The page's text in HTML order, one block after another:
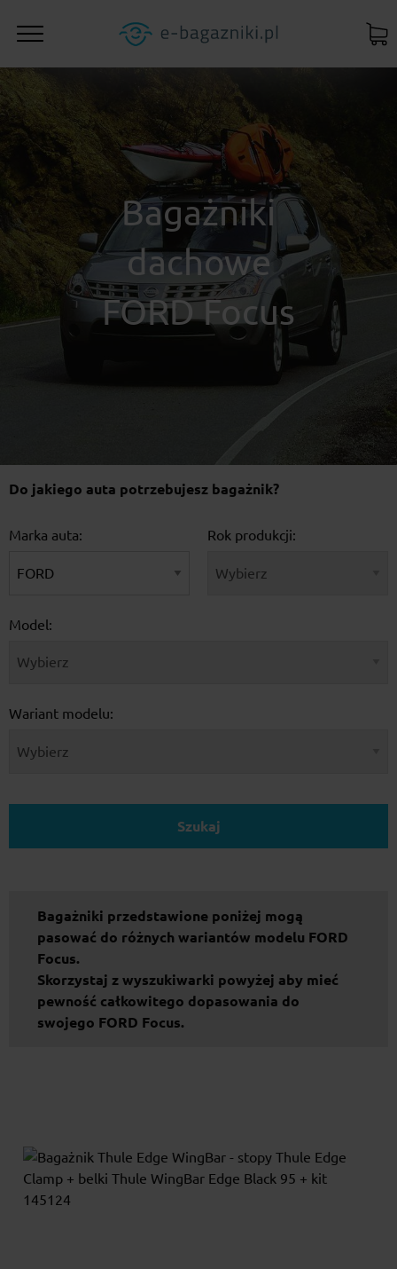
Bagażniki
dachowe
FORD Focus
Do jakiego auta potrzebujesz bagażnik?
Marka auta: Rok produkcji:
Model:
Wariant modelu:
Szukaj
Bagażniki przedstawione poniżej mogą
pasować do różnych wariantów modelu FORD
Focus.
Skorzystaj z wyszukiwarki powyżej aby mieć
pewność całkowitego dopasowania do
swojego FORD Focus.